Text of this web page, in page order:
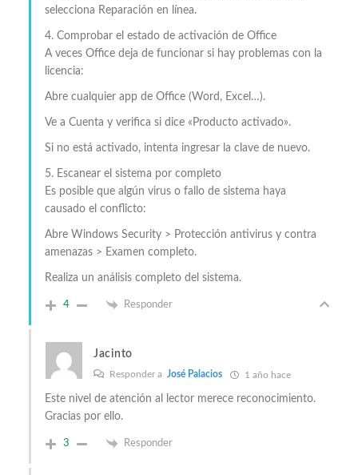
selecciona Reparación en línea.
4. Comprobar el estado de activación de Office
A veces Office deja de funcionar si hay problemas con la
licencia:
Abre cualquier app de Office (Word, Excel…).
Ve a Cuenta y verifica si dice «Producto activado».
Si no está activado, intenta ingresar la clave de nuevo.
5. Escanear el sistema por completo
Es posible que algún virus o fallo de sistema haya
causado el conflicto:
Abre Windows Security > Protección antivirus y contra
amenazas > Examen completo.
Realiza un análisis completo del sistema.
4 Responder
Jacinto
Responder a José Palacios 1 año hace
Este nivel de atención al lector merece reconocimiento.
Gracias por ello.
3 Responder